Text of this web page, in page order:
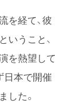
を経て、彼
いうこと、
を熱望して
日本で開催
した。